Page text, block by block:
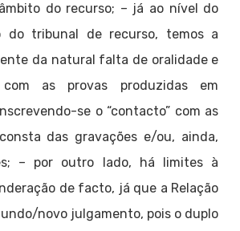
do recurso; – já ao nível do
do tribunal de recurso, temos a
da natural falta de oralidade e
as provas produzidas em
se o “contacto” com as
das gravações e/ou, ainda,
– por outro lado, há limites à
de facto, já que a Relação
novo julgamento, pois o duplo